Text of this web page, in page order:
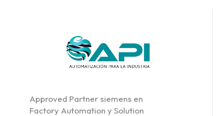
Approved Partner siemens en
Factory Automation y Solution